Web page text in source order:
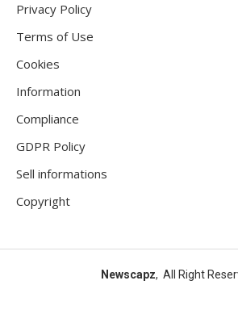
Privacy Policy
Terms of Use
Cookies
Information
Compliance
GDPR Policy
Sell informations
Copyright
Newscapz, All Right